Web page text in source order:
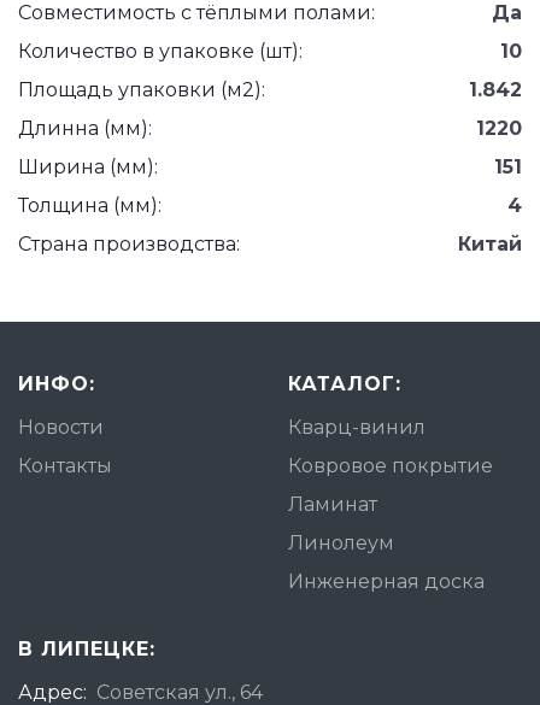
Совместимость с тёплыми полами:
Да
Количество в упаковке (шт):
10
Площадь упаковки (м2):
1.842
Длинна (мм):
1220
Ширина (мм):
151
Толщина (мм):
4
Страна производства:
Китай
ИНФО:
Новости
Контакты
КАТАЛОГ:
Кварц-винил
Ковровое покрытие
Ламинат
Линолеум
Инженерная доска
В ЛИПЕЦКЕ:
Адрес: Советская ул., 64